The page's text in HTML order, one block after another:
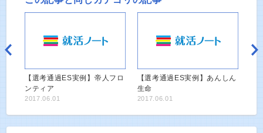
【選考通過ES実例】帝人フロ
ンティア
2017.06.01
【選考通過ES実例】あんしん
生命
2017.06.01